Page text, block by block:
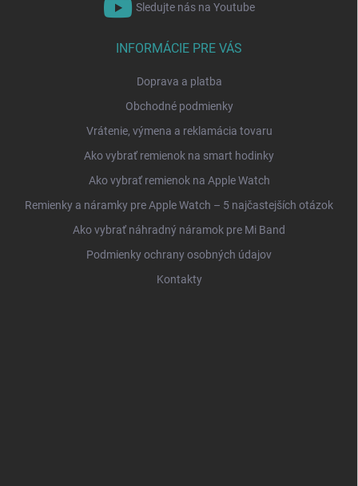
Sledujte nás na Youtube
INFORMÁCIE PRE VÁS
Doprava a platba
Obchodné podmienky
Vrátenie, výmena a reklamácia tovaru
Ako vybrať remienok na smart hodinky
Ako vybrať remienok na Apple Watch
Remienky a náramky pre Apple Watch – 5 najčastejších otázok
Ako vybrať náhradný náramok pre Mi Band
Podmienky ochrany osobných údajov
Kontakty